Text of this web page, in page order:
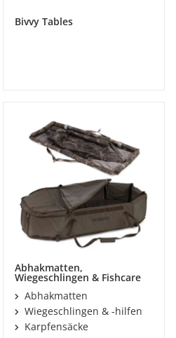
Bivvy Tables
Abhakmatten,
Wiegeschlingen & Fishcare
Abhakmatten
Wiegeschlingen & -hilfen
Karpfensäcke